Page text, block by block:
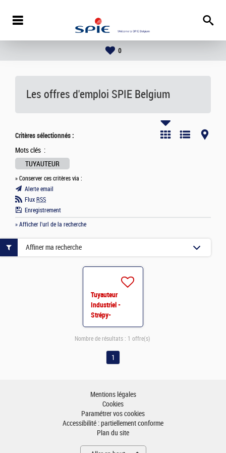
0
Les offres d'emploi SPIE Belgium
Critères sélectionnés :
Mots clés :
TUYAUTEUR
» Conserver ces critères via :
Alerte email
Flux RSS
Enregistrement
» Afficher l'url de la recherche
Tuyauteur
Industriel -
Strépy-
Bracquegnies
Affiner ma recherche
Nombre de résultats : 1 offre(s)
1
Mentions légales
Cookies
Paramétrer vos cookies
Accessibilité : partiellement conforme
Plan du site